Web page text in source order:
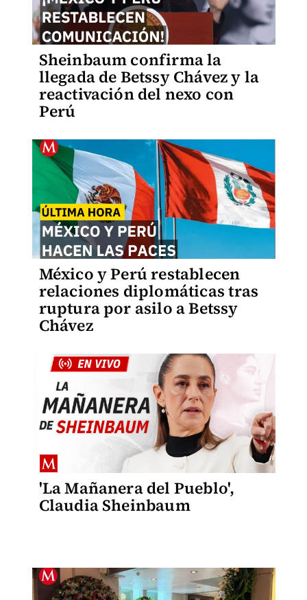
Sheinbaum confirma la
llegada de Betssy Chávez y la
reactivación del nexo con
Perú
México y Perú restablecen
relaciones diplomáticas tras
ruptura por asilo a Betssy
Chávez
'La Mañanera del Pueblo',
Claudia Sheinbaum